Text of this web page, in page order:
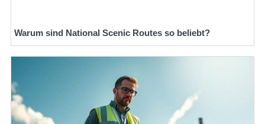
Warum sind National Scenic Routes so beliebt?